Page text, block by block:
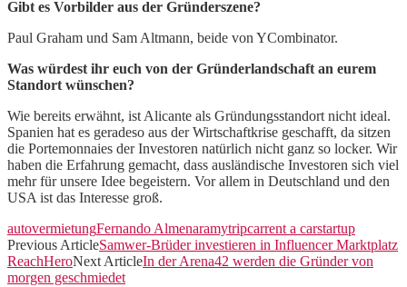
Gibt es Vorbilder aus der Gründerszene?
Paul Graham und Sam Altmann, beide von YCombinator.
Was würdest ihr euch von der Gründerlandschaft an eurem
Standort wünschen?
Wie bereits erwähnt, ist Alicante als Gründungsstandort nicht ideal.
Spanien hat es geradeso aus der Wirtschaftkrise geschafft, da sitzen
die Portemonnaies der Investoren natürlich nicht ganz so locker. Wir
haben die Erfahrung gemacht, dass ausländische Investoren sich viel
mehr für unsere Idee begeistern. Vor allem in Deutschland und den
USA ist das Interesse groß.
autovermietungFernando Almenaramytripcarrent a carstartup
Previous ArticleSamwer-Brüder investieren in Influencer Marktplatz
ReachHeroNext ArticleIn der Arena42 werden die Gründer von
morgen geschmiedet